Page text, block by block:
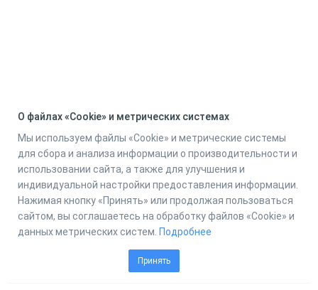
О файлах «Cookie» и метрических системах
Мы используем файлы «Cookie» и метрические системы
для сбора и анализа информации о производительности и
использовании сайта, а также для улучшения и
индивидуальной настройки предоставления информации.
Нажимая кнопку «Принять» или продолжая пользоваться
сайтом, вы соглашаетесь на обработку файлов «Cookie» и
данных метрических систем. Подробнее
Принять